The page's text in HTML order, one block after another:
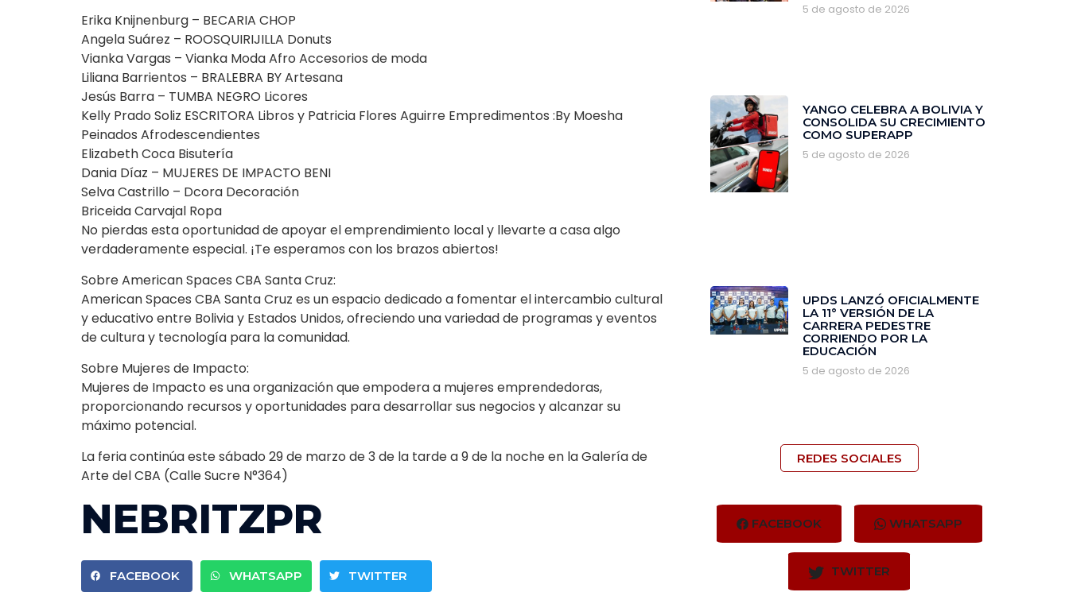
Erika Knijnenburg – BECARIA CHOP
Angela Suárez – ROOSQUIRIJILLA Donuts
Vianka Vargas – Vianka Moda Afro Accesorios de moda
Liliana Barrientos – BRALEBRA BY Artesana
Jesús Barra – TUMBA NEGRO Licores
Kelly Prado Soliz ESCRITORA Libros y Patricia Flores Aguirre Empredimentos :By Moesha
Peinados Afrodescendientes
Elizabeth Coca Bisutería
Dania Díaz – MUJERES DE IMPACTO BENI
Selva Castrillo – Dcora Decoración
Briceida Carvajal Ropa
No pierdas esta oportunidad de apoyar el emprendimiento local y llevarte a casa algo
verdaderamente especial. ¡Te esperamos con los brazos abiertos!
Sobre American Spaces CBA Santa Cruz:
American Spaces CBA Santa Cruz es un espacio dedicado a fomentar el intercambio cultural
y educativo entre Bolivia y Estados Unidos, ofreciendo una variedad de programas y eventos
de cultura y tecnología para la comunidad.
Sobre Mujeres de Impacto:
Mujeres de Impacto es una organización que empodera a mujeres emprendedoras,
proporcionando recursos y oportunidades para desarrollar sus negocios y alcanzar su
máximo potencial.
La feria continúa este sábado 29 de marzo de 3 de la tarde a 9 de la noche en la Galería de
Arte del CBA (Calle Sucre N°364)
NEBRITZPR
FACEBOOK WHATSAPP TWITTER
5 de agosto de 2026
YANGO CELEBRA A BOLIVIA Y
CONSOLIDA SU CRECIMIENTO
COMO SUPERAPP
5 de agosto de 2026
‎UPDS LANZÓ OFICIALMENTE
LA 11° VERSIÓN DE LA
CARRERA PEDESTRE
CORRIENDO POR LA
EDUCACIÓN
5 de agosto de 2026
REDES SOCIALES
FACEBOOK WHATSAPP
TWITTER